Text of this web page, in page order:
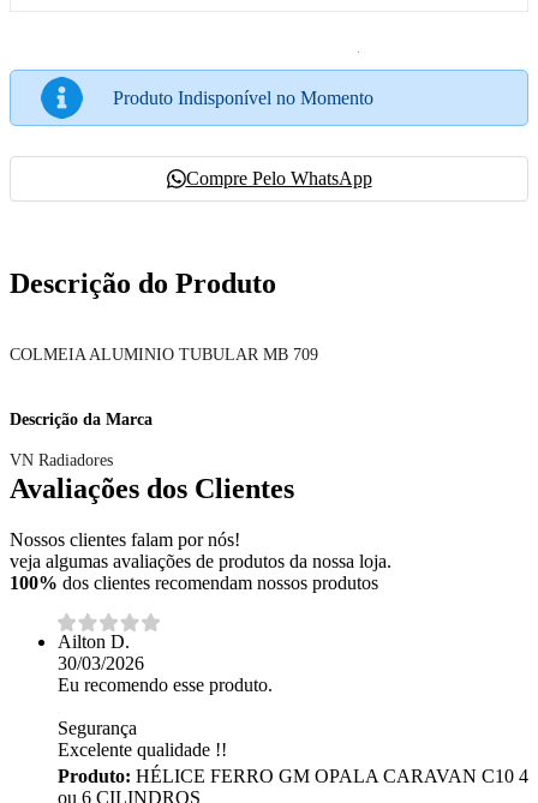
Produto Indisponível no Momento
Compre Pelo WhatsApp
Descrição do Produto
COLMEIA ALUMINIO TUBULAR MB 709
Descrição da Marca
VN Radiadores
Avaliações dos Clientes
Nossos clientes falam por nós!
veja algumas avaliações de produtos da nossa loja.
100% dos clientes recomendam nossos produtos
Ailton D.
30/03/2026
Eu recomendo esse produto.
Segurança
Excelente qualidade !!
Produto: HÉLICE FERRO GM OPALA CARAVAN C10 4
ou 6 CILINDROS